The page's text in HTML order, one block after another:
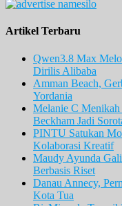
Artikel Terbaru
Qwen3.8 Max
Dirilis Alibaba
Amman Beach,
Yordania
Melanie C
Beckham Jadi
PINTU Satukan
Kolaborasi Kreatif
Maudy Ayunda
Berbasis Riset
Danau Annecy,
Kota Tua